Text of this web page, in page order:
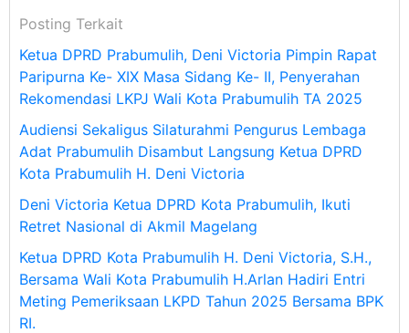
Posting Terkait
Ketua DPRD Prabumulih, Deni Victoria Pimpin Rapat
Paripurna Ke- XIX Masa Sidang Ke- II, Penyerahan
Rekomendasi LKPJ Wali Kota Prabumulih TA 2025
Audiensi Sekaligus Silaturahmi Pengurus Lembaga
Adat Prabumulih Disambut Langsung Ketua DPRD
Kota Prabumulih H. Deni Victoria
Deni Victoria Ketua DPRD Kota Prabumulih, Ikuti
Retret Nasional di Akmil Magelang
Ketua DPRD Kota Prabumulih H. Deni Victoria, S.H.,
Bersama Wali Kota Prabumulih H.Arlan Hadiri Entri
Meting Pemeriksaan LKPD Tahun 2025 Bersama BPK
RI.